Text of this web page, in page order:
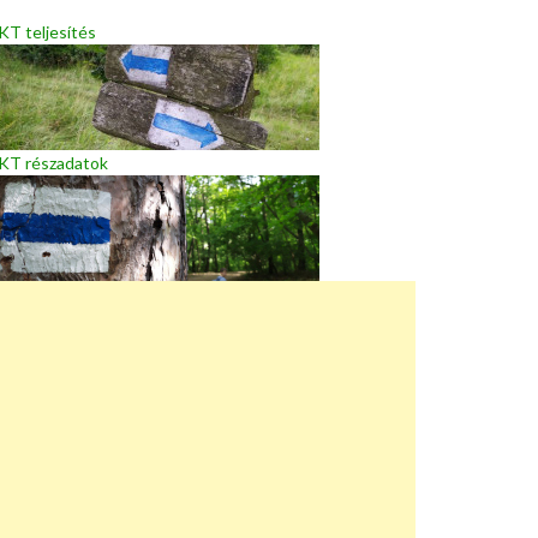
teljesítés
részadatok